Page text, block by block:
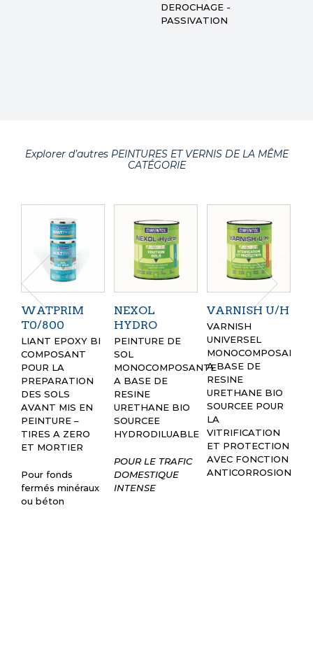
DEROCHAGE -
PASSIVATION
Explorer d’autres PEINTURES ET VERNIS DE LA MÊME
CATÉGORIE
WATPRIM
T0/800
LIANT EPOXY BI
COMPOSANT
POUR LA
PREPARATION
DES SOLS
AVANT MIS EN
PEINTURE –
TIRES A ZERO
ET MORTIER
Pour fonds
fermés minéraux
ou béton
NEXOL
HYDRO
PEINTURE DE
SOL
MONOCOMPOSANTE
A BASE DE
RESINE
URETHANE BIO
SOURCEE
HYDRODILUABLE
POUR LE TRAFIC
DOMESTIQUE
INTENSE
VARNISH U/H
VARNISH
UNIVERSEL
MONOCOMPOSANT
A BASE DE
RESINE
URETHANE BIO
SOURCEE POUR
LA
VITRIFICATION
ET PROTECTION
AVEC FONCTION
ANTICORROSION